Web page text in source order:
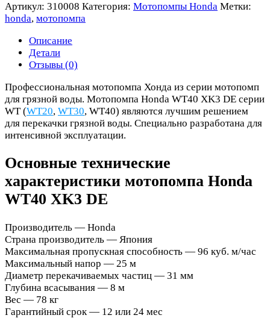
Артикул: 310008 Категория: Мотопомпы Honda Метки:
honda, мотопомпа
Описание
Детали
Отзывы (0)
Профессиональная мотопомпа Хонда из серии мотопомп
для грязной воды. Мотопомпа Honda WT40 XK3 DE серии
WT (WT20, WT30, WT40) являются лучшим решением
для перекачки грязной воды. Специально разработана для
интенсивной эксплуатации.
Основные технические
характеристики мотопомпа Honda
WT40 XK3 DE
Производитель — Honda
Страна производитель — Япония
Максимальная пропускная способность — 96 куб. м/час
Максимальный напор — 25 м
Диаметр перекачиваемых частиц — 31 мм
Глубина всасывания — 8 м
Вес — 78 кг
Гарантийный срок — 12 или 24 мес